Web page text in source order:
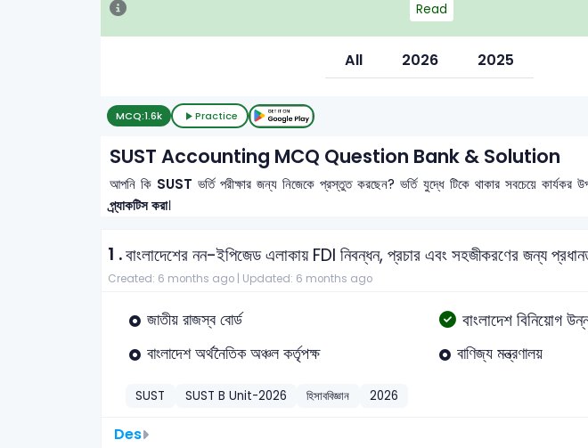
Read
All 2026 2025
MCQ:1.6k Practice
SUST Accounting MCQ Question Bank & Solution
আপনি কি SUST ভর্তি পরীক্ষার জন্য নিজেকে প্রস্তুত করছেন? ভর্তি যুদ্ধে টিকে থাকার সবচেয়ে কার্যকর
প্র্যাকটিস করা।
1 .বাংলাদেশের নন-ইপিজেড এলাকায় FDI নিবন্ধন, প্রচার এবং সহজীকরণের জন্য
Created: 6 months ago | Updated: 6 months ago
জাতীয় রাজস্ব বোর্ড বাংলাদেশ বিনিয়োগ
বাংলাদেশ অর্থনৈতিক অঞ্চল কর্তৃপক্ষ বাণিজ্য মন্ত্রণালয়
SUST SUST B Unit-2026 হিসাববিজ্ঞান 2026
Des